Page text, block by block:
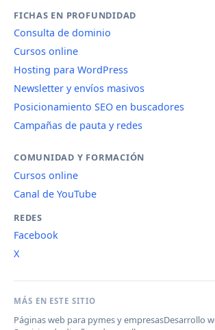
FICHAS EN PROFUNDIDAD
Consulta de dominio
Cursos online
Hosting para WordPress
Newsletter y envíos masivos
Posicionamiento SEO en buscadores
Campañas de pauta y redes
COMUNIDAD Y FORMACIÓN
Cursos online
Canal de YouTube
REDES
Facebook
X
MÁS EN ESTE SITIO
Páginas web para pymes y empresasDesarrollo